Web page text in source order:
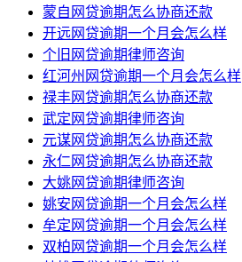
蒙自网贷逾期怎么协商还款
开远网贷逾期一个月会怎么样
个旧网贷逾期律师咨询
红河州网贷逾期一个月会怎么样
禄丰网贷逾期怎么协商还款
武定网贷逾期律师咨询
元谋网贷逾期怎么协商还款
永仁网贷逾期怎么协商还款
大姚网贷逾期律师咨询
姚安网贷逾期一个月会怎么样
牟定网贷逾期一个月会怎么样
双柏网贷逾期一个月会怎么样